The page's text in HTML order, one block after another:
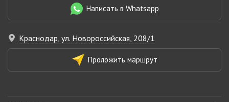
Написать в Whatsapp
Краснодар, ул. Новороссийская, 208/1
Проложить маршрут